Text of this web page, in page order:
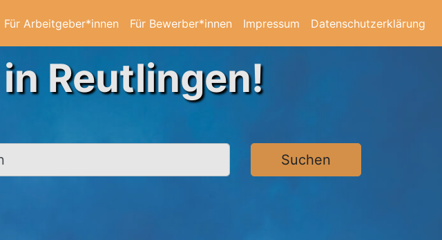
Für Arbeitgeber*innen Für Bewerber*innen Impressum Datenschutzerklärung
Reutlingen!
Suchen